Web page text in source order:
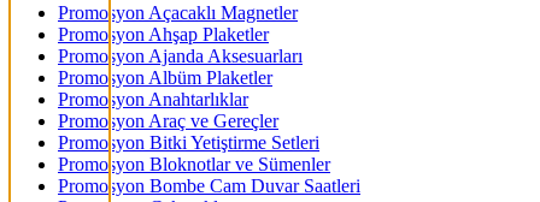
Promosyon Açacaklı Magnetler
Promosyon Ahşap Plaketler
Promosyon Ajanda Aksesuarları
Promosyon Albüm Plaketler
Promosyon Anahtarlıklar
Promosyon Araç ve Gereçler
Promosyon Bitki Yetiştirme Setleri
Promosyon Bloknotlar ve Sümenler
Promosyon Bombe Cam Duvar Saatleri